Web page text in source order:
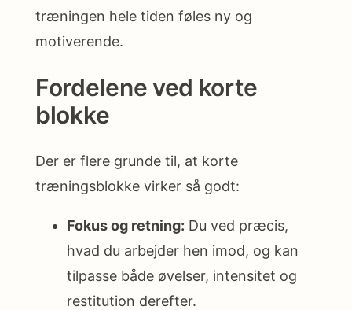
træningen hele tiden føles ny og
motiverende.
Fordelene ved korte
blokke
Der er flere grunde til, at korte
træningsblokke virker så godt:
Fokus og retning: Du ved præcis,
hvad du arbejder hen imod, og kan
tilpasse både øvelser, intensitet og
restitution derefter.